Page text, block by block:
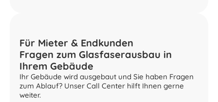
Für Mieter & Endkunden
Fragen zum Glasfaserausbau in
Ihrem Gebäude
Ihr Gebäude wird ausgebaut und Sie haben Fragen
zum Ablauf? Unser Call Center hilft Ihnen gerne
weiter.